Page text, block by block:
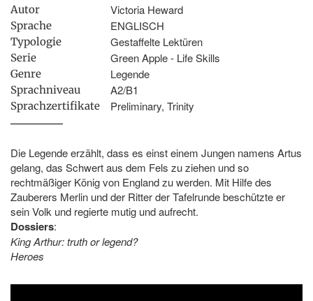
Autor Victoria Heward
Sprache ENGLISCH
Typologie Gestaffelte Lektüren
Serie Green Apple - Life Skills
Genre Legende
Sprachniveau A2/B1
Sprachzertifikate Preliminary, Trinity
Die Legende erzählt, dass es einst einem Jungen namens Artus
gelang, das Schwert aus dem Fels zu ziehen und so
rechtmäßiger König von England zu werden. Mit Hilfe des
Zauberers Merlin und der Ritter der Tafelrunde beschützte er
sein Volk und regierte mutig und aufrecht.
Dossiers:
King Arthur: truth or legend?
Heroes